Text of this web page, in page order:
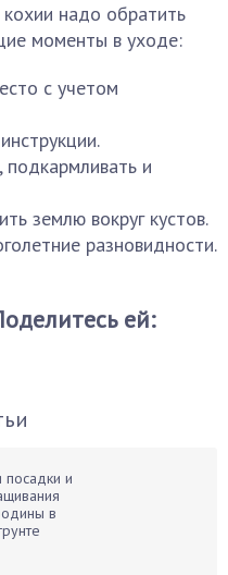
надо обратить
моменты в уходе:
с учетом
подкармливать и
землю вокруг кустов.
разновидности.
ей: